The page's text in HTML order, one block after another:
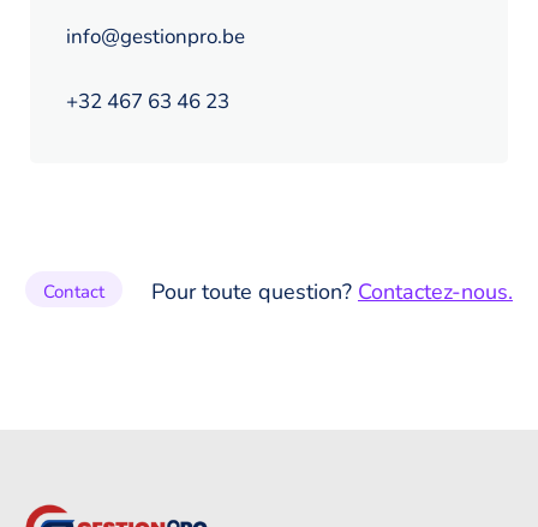
info@gestionpro.be
+32 467 63 46 23
Contact Pour toute question? Contactez-nous.